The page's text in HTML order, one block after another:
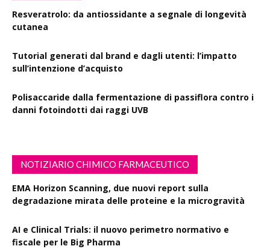
Resveratrolo: da antiossidante a segnale di longevità
cutanea
Tutorial generati dal brand e dagli utenti: l’impatto
sull’intenzione d’acquisto
Polisaccaride dalla fermentazione di passiflora contro i
danni fotoindotti dai raggi UVB
NOTIZIARIO CHIMICO FARMACEUTICO
EMA Horizon Scanning, due nuovi report sulla
degradazione mirata delle proteine e la microgravità
AI e Clinical Trials: il nuovo perimetro normativo e
fiscale per le Big Pharma